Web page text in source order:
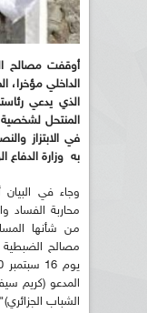
أوقفت مصالح
الداخلي
الذي يدعي
المنتحل
في الابتزاز
به وزارة الدفاع
وجاء في
محاربة الفساد
من شأنها
مصالح الضبطية
المدعو (كريم
الشباب الجزائري)"